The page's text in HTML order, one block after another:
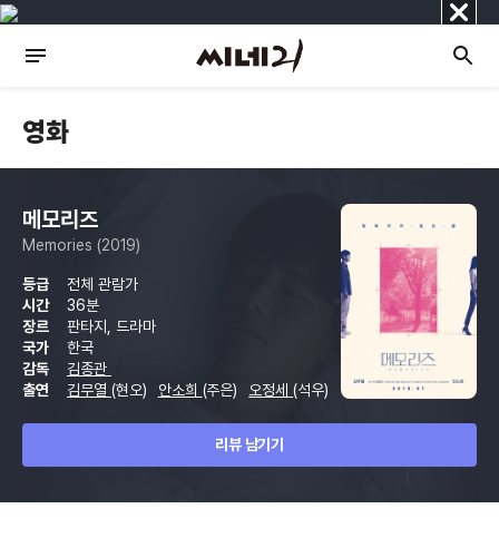
닫
기
영화
메모리즈
Memories (2019)
등급
전체 관람가
시간
36분
장르
판타지, 드라마
국가
한국
감독
김종관
출연
김무열 (현오) 안소희 (주은) 오정세(석우)
리뷰 남기기